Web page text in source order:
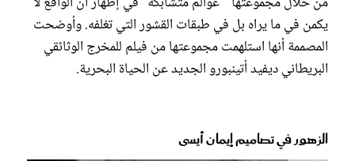
يكمن في ما يراه بل في طبقات القشور التي تغلفه. وأوضحت
المصممة أنها استلهمت مجموعتها من فيلم للمخرج الوثائقي
البريطاني ديفيد أتينبورو الجديد عن الحياة البحرية.
الزهور في تصاميم إيمان أيسى